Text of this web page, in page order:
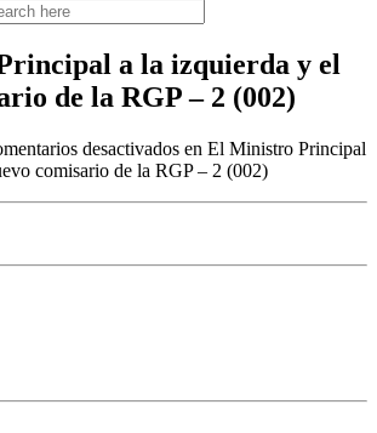
a la izquierda y el
de la RGP – 2 (002)
desactivados en El Ministro Principal
comisario de la RGP – 2 (002)